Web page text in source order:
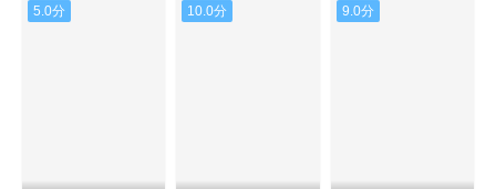
5.0分 10.0分 9.0分